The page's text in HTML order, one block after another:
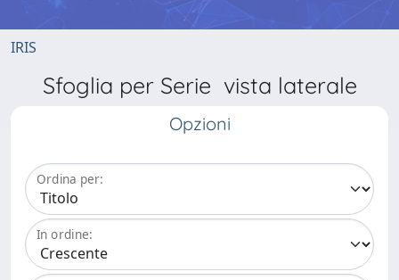
IRIS
Sfoglia per Serie vista laterale
Opzioni
Ordina per:
In ordine: